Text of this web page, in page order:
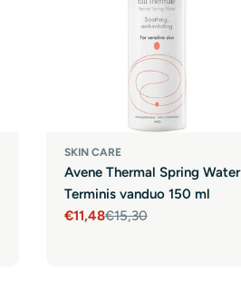
SKIN CARE
Avene Thermal Spring Water
Terminis vanduo 150 ml
Sale
€11,48
Regular€15,30